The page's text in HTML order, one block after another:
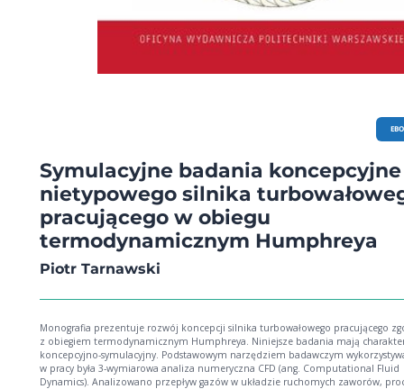
Symulacyjne badania koncepcyjne
nietypowego silnika
pracującego w obiegu
termodynamicznym Humphreya
Piotr Tarnawski
Monografia prezentuje rozwój koncepcji silnika turbowałowego pracującego
z obiegiem termodynamicznym Humphreya. Niniejsze badania mają
koncepcyjno-symulacyjny. Podstawowym narzędziem badawczym
w pracy była 3-wymiarowa analiza numeryczna CFD (ang. Computational Fluid
Dynamics). Analizowano przepływ gazów w układzie ruchomych zaworów,